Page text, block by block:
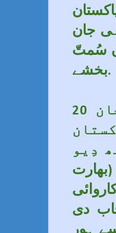
جان
سُمتّ
20 جون 2008 نوں سنیوکت راشٹر سنگھ دا میمبر جان
دِیو
مُکھرجی (بھارت
نوں پھِر پنجاب دی